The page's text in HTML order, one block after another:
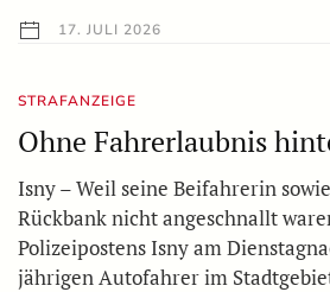
17. JULI 2026
STRAFANZEIGE
Ohne Fahrerlaubnis
Isny – Weil seine Beifahrerin
Rückbank nicht angeschnallt
Polizeipostens Isny am
jährigen Autofahrer im